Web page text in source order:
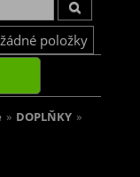
položky
» DOPLŇKY »